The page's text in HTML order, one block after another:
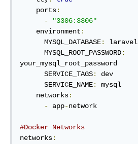
    ports
:
-
"3306:3306"
    environment
:
      MYSQL_DATABASE
:
laravel
      MYSQL_ROOT_PASSWORD
:
your_mysql_root_password
      SERVICE_TAGS
:
dev
      SERVICE_NAME
:
mysql
    networks
:
- app-network
#Docker Networks
networks: